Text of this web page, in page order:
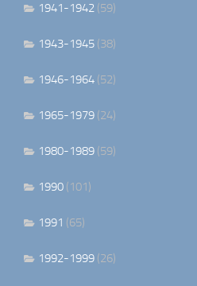
1941-1942 (59)
1943-1945 (38)
1946-1964 (52)
1965-1979 (24)
1980-1989 (59)
1990 (101)
1991 (65)
1992-1999 (26)